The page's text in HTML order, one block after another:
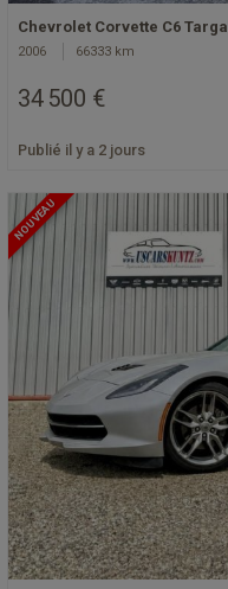
Chevrolet Corvette C6 Targa
2006 66333 km
34 500 €
Publié il y a 2 jours
NOUVEAU